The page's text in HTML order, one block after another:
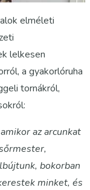
elméleti
lelkesen
a gyakorlóruha
tornákról,
az arcunkat
bokorban
minket, és